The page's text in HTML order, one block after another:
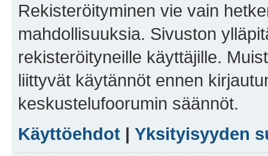
Rekisteröityminen vie vain
mahdollisuuksia. Sivuston
rekisteröityneille käyttäjille.
liittyvät käytännöt ennen
keskustelufoorumin säännöt.
Käyttöehdot | Yksityisyyden